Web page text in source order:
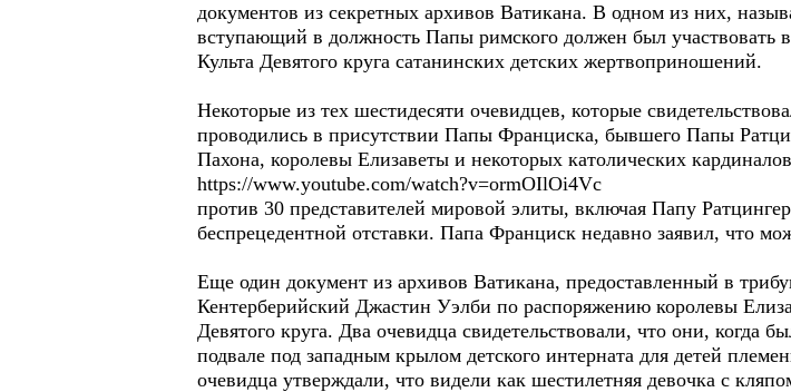
документов из секретных архивов Ватикана. В одном из них,
вступающий в должность Папы римского должен был участвовать
Культа Девятого круга сатанинских детских жертвоприношений.
Некоторые из тех шестидесяти очевидцев, которые
проводились в присутствии Папы Франциска, бывшего Папы
Пахона, королевы Елизаветы и некоторых католических
https://www.youtube.com/watch?v=ormOIlOi4Vc
против 30 представителей мировой элиты, включая Папу
беспрецедентной отставки. Папа Франциск недавно заявил, что
Еще один документ из архивов Ватикана, предоставленный в
Кентерберийский Джастин Уэлби по распоряжению королевы
Девятого круга. Два очевидца свидетельствовали, что они, когда
подвале под западным крылом детского интерната для детей
очевидца утверждали, что видели как шестилетняя девочка с